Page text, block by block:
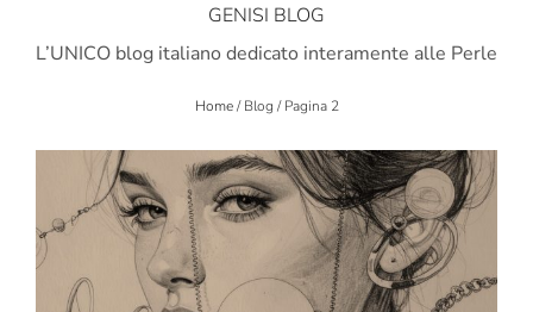
GENISI BLOG
L’UNICO blog italiano dedicato interamente alle Perle
Home/Blog /Pagina 2